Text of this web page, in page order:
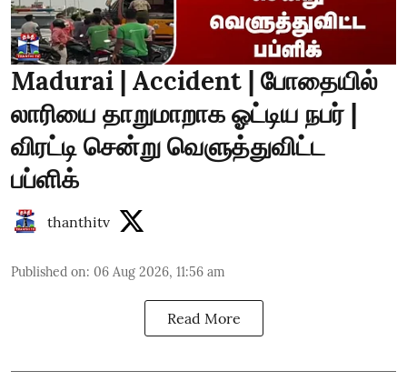
Madurai | Accident | போதையில்
லாரியை தாறுமாறாக ஓட்டிய நபர் |
விரட்டி சென்று வெளுத்துவிட்ட
பப்ளிக்
thanthitv
Published on: 06 Aug 2026, 11:56 am
Read More